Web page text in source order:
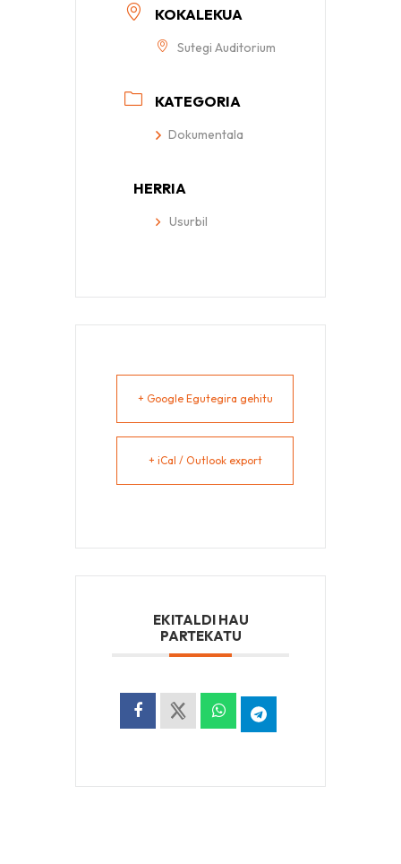
KOKALEKUA
Sutegi Auditorium
KATEGORIA
Dokumentala
HERRIA
Usurbil
+ Google Egutegira gehitu
+ iCal / Outlook export
EKITALDI HAU
PARTEKATU